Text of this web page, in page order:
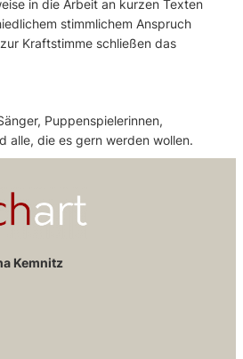
in die Arbeit an kurzen Texten
stimmlichem Anspruch
Kraftstimme schließen das
Puppenspielerinnen,
alle, die es gern werden wollen.
Kemnitz